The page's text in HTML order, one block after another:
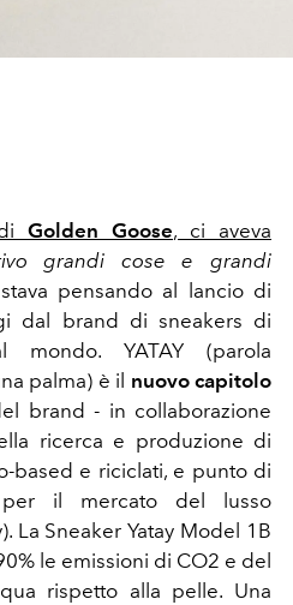
Golden Goose, ci aveva
grandi cose e grandi
pensando al lancio di
dal brand di sneakers di
YATAY (parola
palma) è il nuovo capitolo
brand - in collaborazione
ricerca e produzione di
based e riciclati, e punto di
per il mercato del lusso
. La Sneaker Yatay Model 1B
le emissioni di CO2 e del
rispetto alla pelle. Una